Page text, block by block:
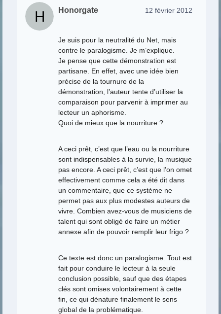
Honorgate 12 février 2012
Je suis pour la neutralité du Net, mais
contre le paralogisme. Je m’explique.
Je pense que cette démonstration est
partisane. En effet, avec une idée bien
précise de la tournure de la
démonstration, l’auteur tente d’utiliser la
comparaison pour parvenir à imprimer au
lecteur un aphorisme.
Quoi de mieux que la nourriture ?
A ceci prêt, c’est que l’eau ou la nourriture
sont indispensables à la survie, la musique
pas encore. A ceci prêt, c’est que l’on omet
effectivement comme cela a été dit dans
un commentaire, que ce système ne
permet pas aux plus modestes auteurs de
vivre. Combien avez-vous de musiciens de
talent qui sont obligé de faire un métier
annexe afin de pouvoir remplir leur frigo ?
Ce texte est donc un paralogisme. Tout est
fait pour conduire le lecteur à la seule
conclusion possible, sauf que des étapes
clés sont omises volontairement à cette
fin, ce qui dénature finalement le sens
global de la problématique.